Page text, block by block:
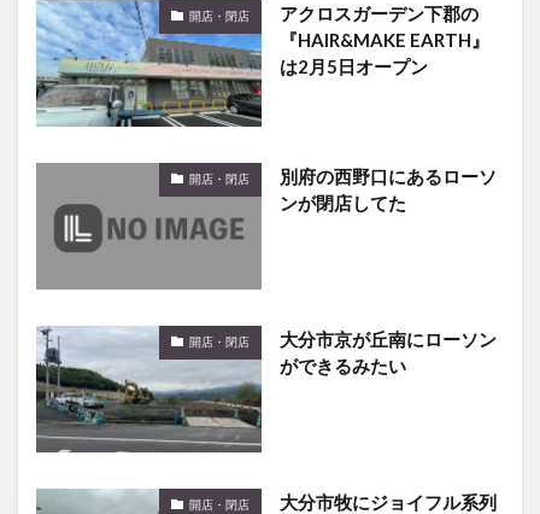
開店・閉店
アクロスガーデン下郡の
『HAIR&MAKE EARTH』
は2月5日オープン
開店・閉店
別府の西野口にあるローソ
ンが閉店してた
開店・閉店
大分市京が丘南にローソン
ができるみたい
開店・閉店
大分市牧にジョイフル系列